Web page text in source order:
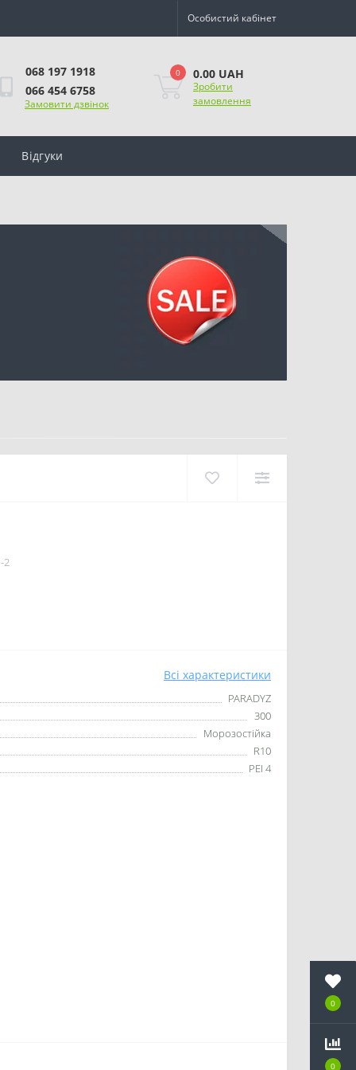
0
0
Особистий кабінет
068 197 1918
066 454 6758
Замовити дзвінок
0 0.00 UAH
Зробити
замовлення
Відгуки
2
Всі характеристики
PARADYZ
300
Морозостійка
R10
PEI 4